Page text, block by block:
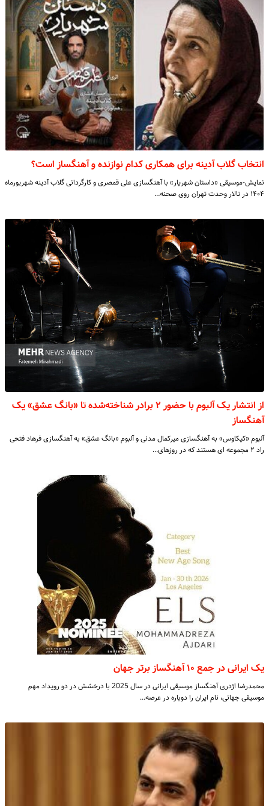
انتخاب گلاب آدینه برای همکاری کدام نوازنده و آهنگساز است؟
نمایش-موسیقی «داستان شهریار» با آهنگسازی علی قمصری و کارگردانی گلاب آدینه شهریورماه
۱۴۰۴ در تالار وحدت تهران روی صحنه…
از انتشار یک آلبوم با حضور ۲ برادر شناخته‌شده تا «بانگ عشق» یک
آهنگساز
آلبوم «کیکاوس» به آهنگسازی میرکمال مدنی و آلبوم «بانگ عشق» به آهنگسازی فرهاد فتحی
راد ۲ مجموعه ای هستند که در روزهای…
یک ایرانی در جمع ۱۰ آهنگساز برتر جهان
محمدرضا اژدری آهنگساز موسیقی ایرانی در سال 2025 با درخشش در دو رویداد مهم
موسیقی جهانی، نام ایران را دوباره در عرصه…